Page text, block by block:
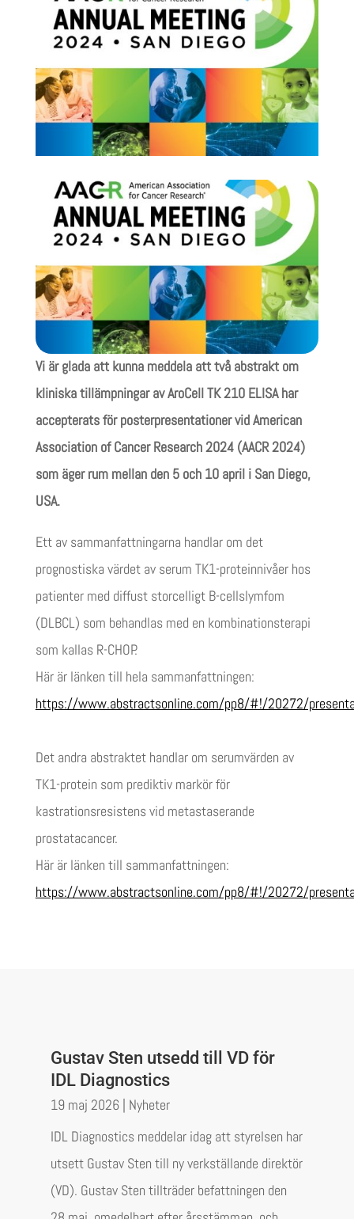
Vi är glada att kunna meddela att två abstrakt om
kliniska tillämpningar av AroCell TK 210 ELISA har
accepterats för posterpresentationer vid American
Association of Cancer Research 2024 (AACR 2024)
som äger rum mellan den 5 och 10 april i San Diego,
USA.
Ett av sammanfattningarna handlar om det
prognostiska värdet av serum TK1-proteinnivåer hos
patienter med diffust storcelligt B-cellslymfom
(DLBCL) som behandlas med en kombinationsterapi
som kallas R-CHOP.
Här är länken till hela sammanfattningen:
https://www.abstractsonline.com/pp8/#!/20272/
Det andra abstraktet handlar om serumvärden av
TK1-protein som prediktiv markör för
kastrationsresistens vid metastaserande
prostatacancer.
Här är länken till sammanfattningen:
https://www.abstractsonline.com/pp8/#!/20272/
Gustav Sten utsedd till VD för
IDL Diagnostics
19 maj 2026| Nyheter
IDL Diagnostics meddelar idag att styrelsen har
utsett Gustav Sten till ny verkställande direktör
(VD). Gustav Sten tillträder befattningen den